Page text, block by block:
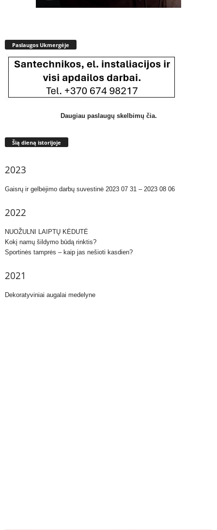
Paslaugos Ukmergėje
Daugiau paslaugų skelbimų čia.
Šią dieną istorijoje
2023
Gaisrų ir gelbėjimo darbų suvestinė 2023 07 31 – 2023 08 06
2022
NUOŽULNI LAIPTŲ KĖDUTĖ
Kokį namų šildymo būdą rinktis?
Sportinės tamprės – kaip jas nešioti kasdien?
2021
Dekoratyviniai augalai medelyne